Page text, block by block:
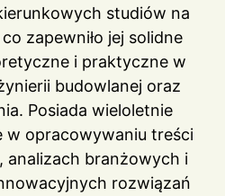
studiów na
zapewniło jej solidne
i praktyczne w
budowlanej oraz
Posiada wieloletnie
w opracowywaniu treści
analizach branżowych i
rozwiązań